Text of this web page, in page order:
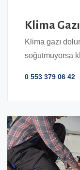
Klima
Klima gazı
soğutmuyorsa
0 553 379 06 42